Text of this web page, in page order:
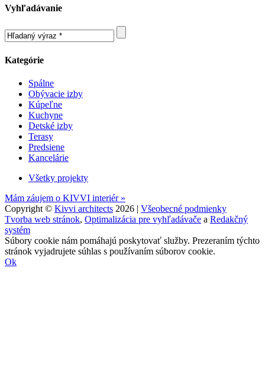
Vyhľadávanie
Kategórie
Spálne
Obývacie izby
Kúpeľne
Kuchyne
Detské izby
Terasy
Predsiene
Kancelárie
Všetky projekty
Mám záujem o KIVVI interiér »
Copyright © Kivvi architects 2026 | Všeobecné podmienky
Tvorba web stránok, Optimalizácia pre vyhľadávače a Redakčný
systém
Súbory cookie nám pomáhajú poskytovať služby. Prezeraním týchto
stránok vyjadrujete súhlas s používaním súborov cookie.
Ok